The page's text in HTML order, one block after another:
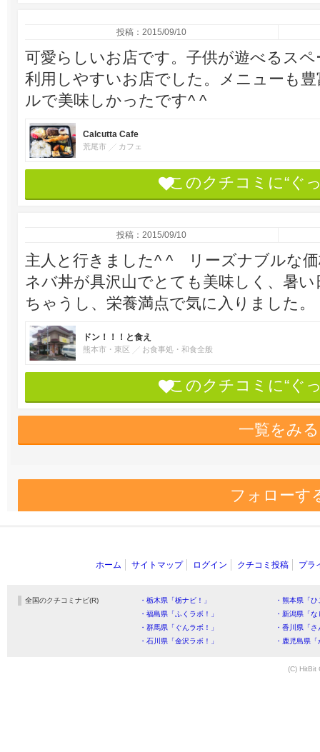
投稿：2015/09/10
可愛らしいお店です。子供が遊べるス
利用しやすいお店でした。メニューも
ルで美味しかったです^ ^
Calcutta Cafe
荒尾市 カフェ
このクチコミに“ぐ
投稿：2015/09/10
主人と行きました^ ^ リーズナブルな
ネバ丼が具沢山でとても美味しく、暑
ちゃうし、栄養満点で気に入りました。
ドン！！！と食え
熊本市・東区 お食事処・和食全般
このクチコミに“ぐ
一覧をみる
フォローす
ホーム サイトマップ ログイン クチコミ投稿 プラ
全国のクチコミナビ(R) ・栃木県「栃ナビ！」
・熊本県「
・福島県「ふくラボ！」
・新潟県「
・群馬県「ぐんラボ！」
・香川県「
・石川県「金沢ラボ！」
・鹿児島県
(C) HitBit